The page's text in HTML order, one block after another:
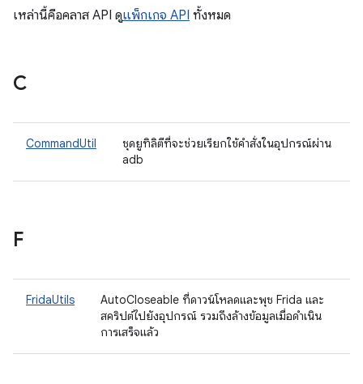
เหล่านี้คือคลาส API ดูแพ็กเกจ API ทั้งหมด
C
CommandUtil
ชุดยูทิลิตีที่จะช่วยเรียกใช้คำสั่งในอุปกรณ์ผ่าน
adb
F
FridaUtils
AutoCloseable ที่ดาวน์โหลดและพุช Frida และ
สคริปต์ไปยังอุปกรณ์ รวมถึงล้างข้อมูลเมื่อดำเนิน
การเสร็จแล้ว